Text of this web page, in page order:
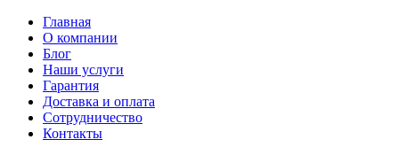
Главная
О компании
Блог
Наши услуги
Гарантия
Доставка и оплата
Сотрудничество
Контакты